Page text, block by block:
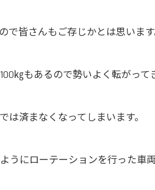
で皆さんもご存じかとは思います
㎏もあるので勢いよく転がって
は済まなくなってしまいます。
うにローテーションを行った